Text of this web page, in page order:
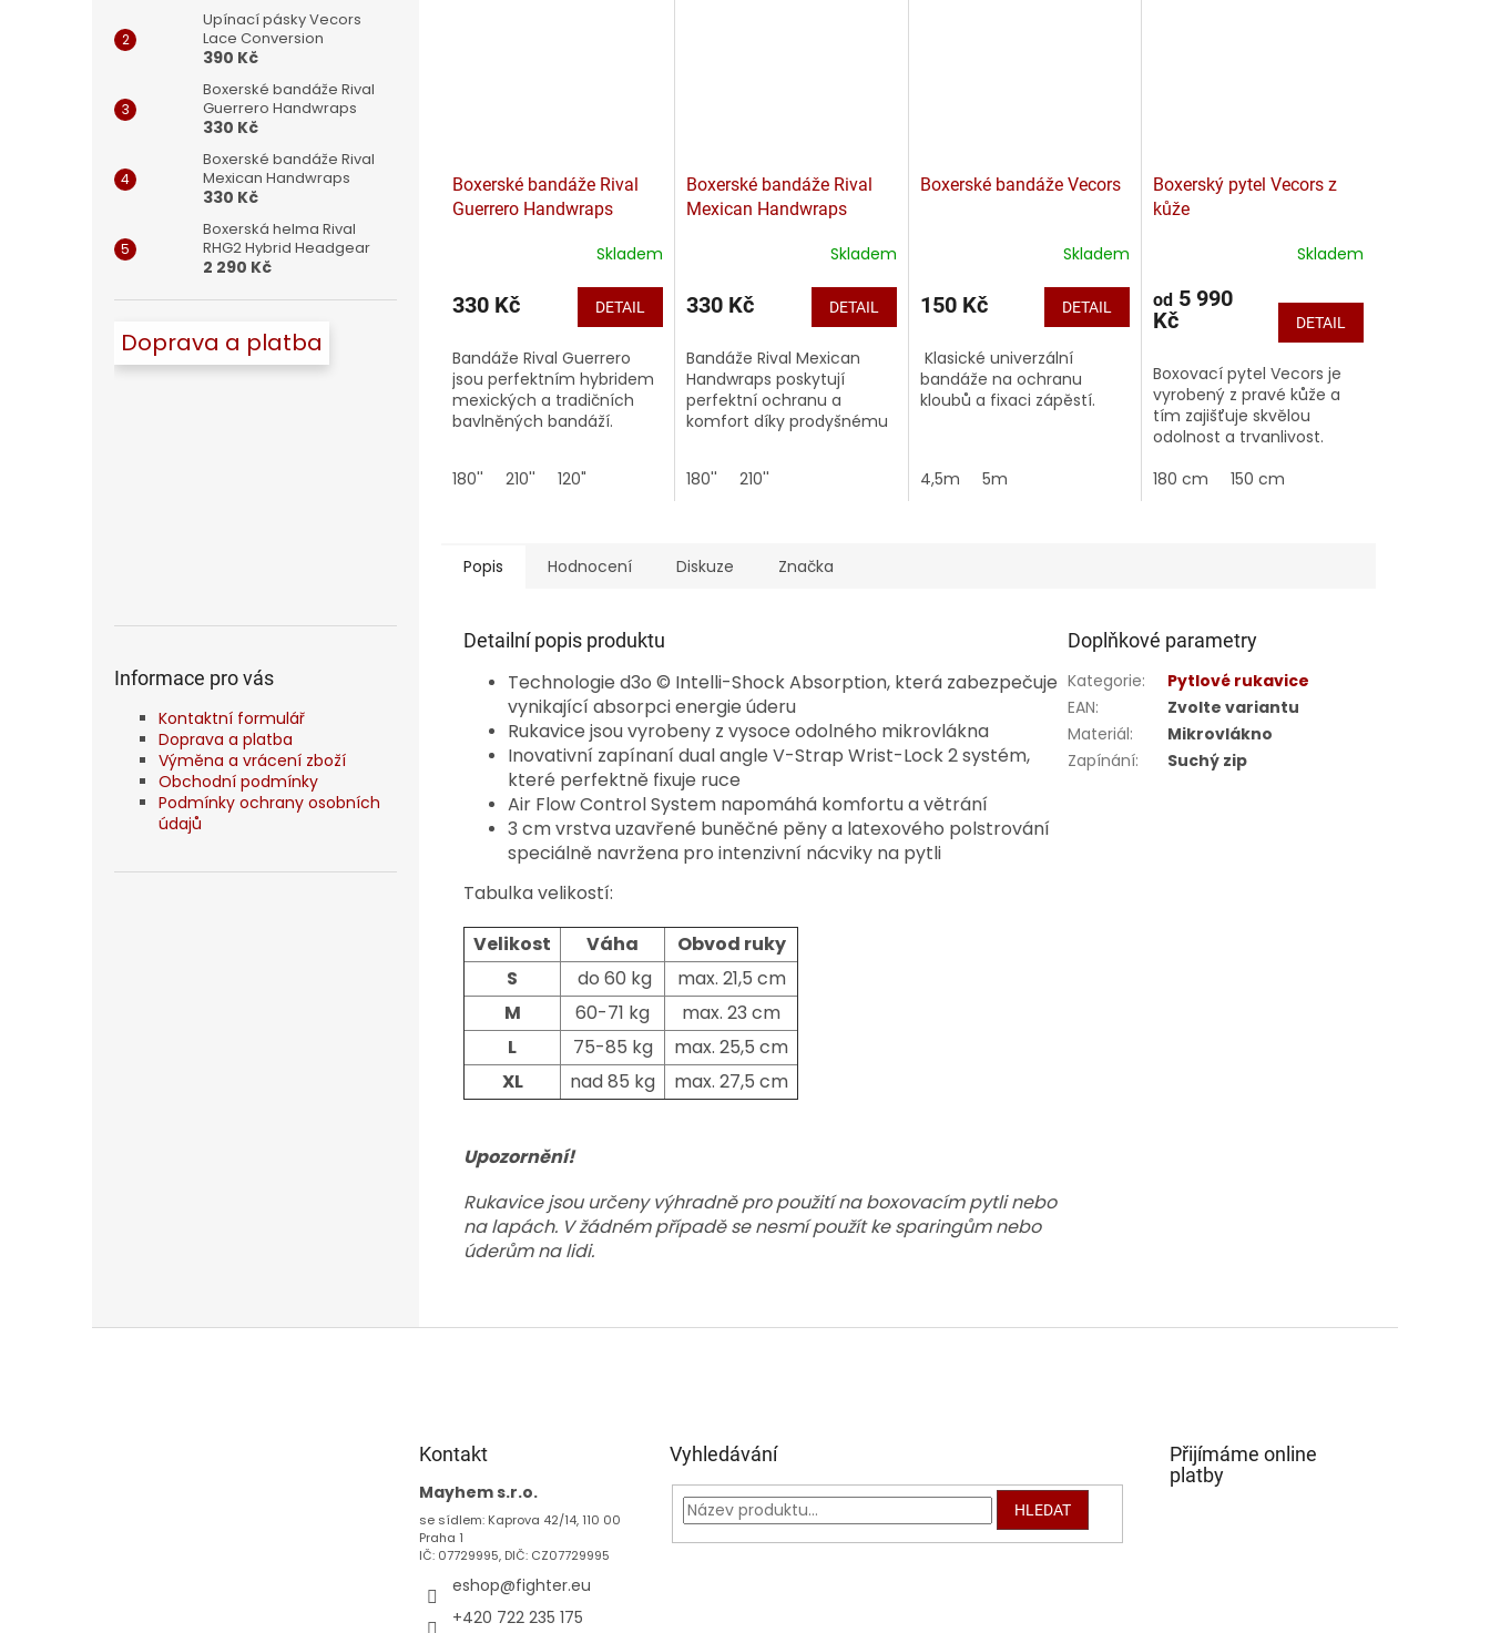
Upínací pásky Vecors
Lace Conversion
390 Kč
Boxerské bandáže Rival
Guerrero Handwraps
330 Kč
Boxerské bandáže Rival
Mexican Handwraps
330 Kč
Boxerská helma Rival
RHG2 Hybrid Headgear
2 290 Kč
Doprava a platba
Informace pro vás
Kontaktní formulář
Doprava a platba
Výměna a vrácení zboží
Obchodní podmínky
Podmínky ochrany osobních
údajů
Boxerské bandáže Rival
Guerrero Handwraps
Skladem
330 Kč DETAIL
Bandáže Rival Guerrero
jsou perfektním hybridem
mexických a tradičních
bavlněných bandáží.
180'' 210'' 120"
Boxerské bandáže Rival
Mexican Handwraps
Skladem
330 Kč DETAIL
Bandáže Rival Mexican
Handwraps poskytují
perfektní ochranu a
komfort díky prodyšnému
180'' 210''
Boxerské bandáže Vecors
Skladem
150 Kč DETAIL
Klasické univerzální
bandáže na ochranu
kloubů a fixaci zápěstí.
4,5m 5m
Boxerský pytel Vecors z
kůže
Skladem
od 5 990
Kč
DETAIL
Boxovací pytel Vecors je
vyrobený z pravé kůže a
tím zajišťuje skvělou
odolnost a trvanlivost.
hladký, příjemný
180 cm 150 cm
Popis Hodnocení Diskuze Značka
Detailní popis produktu
Technologie d3o © Intelli-Shock Absorption, která zabezpečuje
vynikající absorpci energie úderu
Rukavice jsou vyrobeny z vysoce odolného mikrovlákna
Inovativní zapínaní dual angle V-Strap Wrist-Lock 2 systém,
které perfektně fixuje ruce
Air Flow Control System napomáhá komfortu a větrání
3 cm vrstva uzavřené buněčné pěny a latexového polstrování
speciálně navržena pro intenzivní nácviky na pytli
Tabulka velikostí:
Velikost
Váha
Obvod ruky
S
do 60 kg
max. 21,5 cm
M
60-71 kg
max. 23 cm
L
75-85 kg
max. 25,5 cm
XL
nad 85 kg max. 27,5 cm
Upozornění!
Rukavice jsou určeny výhradně pro použití na boxovacím pytli nebo
na lapách. V žádném případě se nesmí použít ke sparingům nebo
úderům na lidi.
Doplňkové parametry
Kategorie:
Pytlové rukavice
EAN:
Zvolte variantu
Materiál:
Mikrovlákno
Zapínání: Suchý zip
Kontakt
Mayhem s.r.o.
se sídlem: Kaprova 42/14, 110 00
Praha 1
IČ: 07729995, DIČ: CZ07729995
eshop@fighter.eu
+420 722 235 175
Vyhledávání
HLEDAT
Přijímáme online
platby